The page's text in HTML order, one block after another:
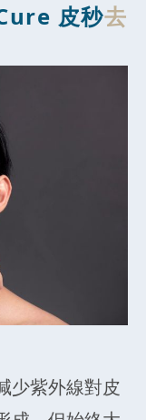
皮秒去
少紫外線對皮